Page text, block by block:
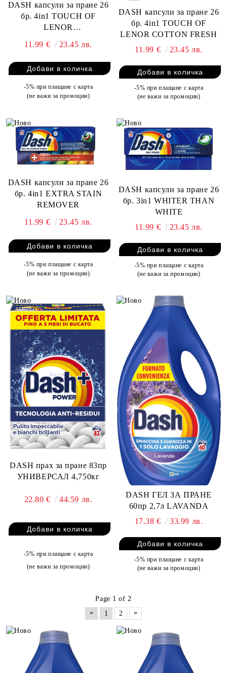
DASH капсули за пране 26
бр. 4in1 TOUCH OF
LENOR
ROSE
11.99 € 23.45 лв.
-5% при плащане с карта
(не важи за промоции)
DASH капсули за пране 26
бр. 4in1 TOUCH OF
LENOR COTTON FRESH
11.99 €
23.45 лв.
-5% при плащане с карта
(не важи за промоции)
DASH капсули за пране 26
бр. 4in1 EXTRA STAIN
REMOVER
11.99 €
23.45 лв.
-5% при плащане с карта
(не важи за промоции)
DASH капсули за пране 26
бр. 3in1 WHITER THAN
WHITE
11.99 €
23.45 лв.
-5% при плащане с карта
(не важи за промоции)
DASH прах за пране 83пр
УНИВЕРСАЛ 4,750кг
22.80 € 44.59 лв.
-5% при плащане с карта
(не важи за промоции)
DASH ГЕЛ ЗА ПРАНЕ
60пр 2,7л LAVANDA
17.38 €
33.99 лв.
-5% при плащане с карта
(не важи за промоции)
Page 1 of 2
«
1 2 »